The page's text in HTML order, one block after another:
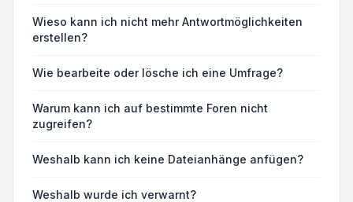
Wieso kann ich nicht mehr Antwortmöglichkeiten
erstellen?
Wie bearbeite oder lösche ich eine Umfrage?
Warum kann ich auf bestimmte Foren nicht
zugreifen?
Weshalb kann ich keine Dateianhänge anfügen?
Weshalb wurde ich verwarnt?